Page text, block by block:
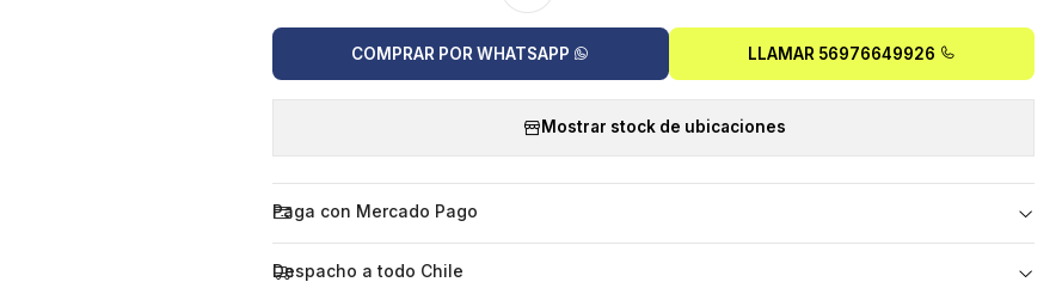
COMPRAR POR WHATSAPP LLAMAR 56976649926
Mostrar stock de ubicaciones
Paga con Mercado Pago
Despacho a todo Chile